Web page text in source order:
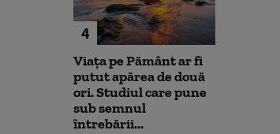
Societatea de Transport
București și-a cerut
Avertisment
după
poate avea
financiare”
4
Viața pe Pământ ar fi
putut apărea de două
ori. Studiul care pune
sub semnul
întrebării...